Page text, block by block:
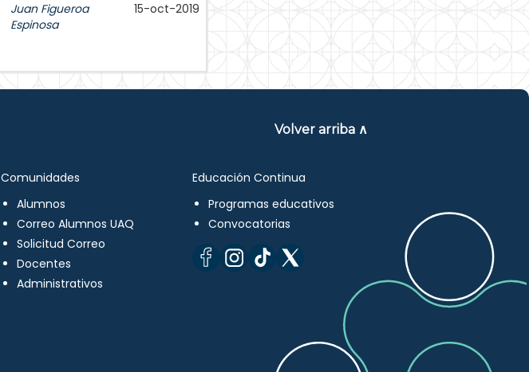
Juan Figueroa
Espinosa
15-oct-2019
Volver arriba ∧
Comunidades
Alumnos
Correo Alumnos UAQ
Solicitud Correo
Docentes
Administrativos
Educación Continua
Programas educativos
Convocatorias